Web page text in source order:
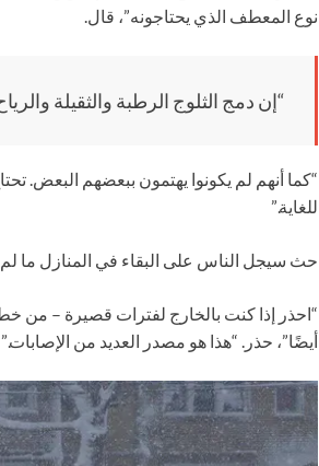
نوع المعطف الذي يحتاجونه”، قال.
“إن دمج الثلوج الرطبة والثقيلة
“كما أنهم لم يكونوا يهتمون ببعضهم البعض.
للغاية.”
حث سيجل الناس على البقاء في المنازل ما
“احذر إذا كنت بالخارج لفترات قصيرة – من
أيضًا”، حذر. “هذا هو مصدر العديد من الإصابات.”